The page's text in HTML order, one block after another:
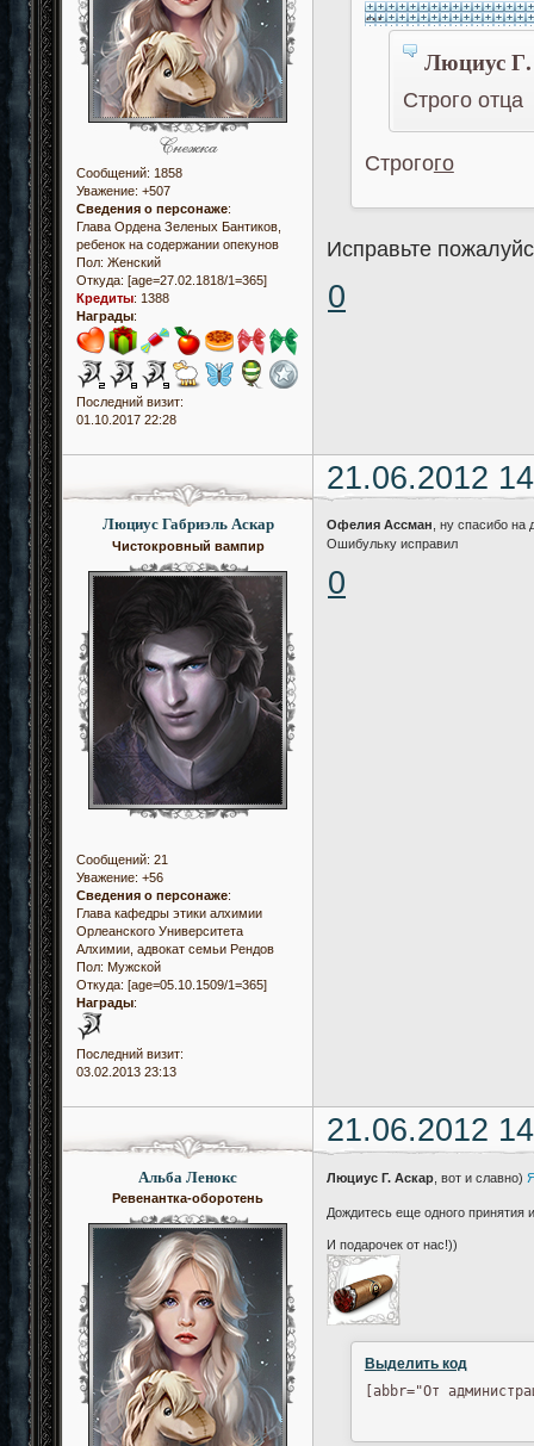
Сообщений: 1858
Уважение: +507
Сведения о персонаже:
Глава Ордена Зеленых Бантиков,
ребенок на содержании опекунов
Пол: Женский
Откуда: [age=27.02.1818/1=365]
Кредиты: 1388
Награды:
Последний визит:
01.10.2017 22:28
...
Люциус
Строго отца
Строгого
Исправьте
0
21.06.2012
Люциус Габриэль Аскар
Чистокровный вампир
Сообщений: 21
Уважение: +56
Сведения о персонаже:
Глава кафедры этики алхимии
Орлеанского Университета
Алхимии, адвокат семьи Рендов
Пол: Мужской
Откуда: [age=05.10.1509/1=365]
Награды:
Последний визит:
03.02.2013 23:13
Офелия Ассман, ну спасибо на
Ошибульку исправил
0
21.06.2012
Альба Ленокс
Ревенантка-оборотень
Люциус Г. Аскар , вот и славно)
Дождитесь еще одного принятия
И подарочек от нас!))
Выделить код
[abbr="От